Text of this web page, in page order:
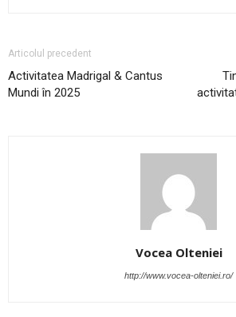
Articolul precedent
Activitatea Madrigal & Cantus
Mundi în 2025
Vocea Olteniei
http://www.vocea-olteniei.ro/